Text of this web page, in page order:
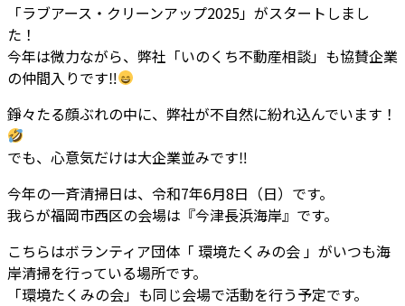
「ラブアース・クリーンアップ2025」がスタートしまし
た！
今年は微力ながら、弊社「いのくち不動産相談」も協賛企業
の仲間入りです‼
錚々たる顔ぶれの中に、弊社が不自然に紛れ込んでいます！
でも、心意気だけは大企業並みです‼
今年の一斉清掃日は、令和7年6月8日（日）です。
我らが福岡市西区の会場は『今津長浜海岸』です。
こちらはボランティア団体「 環境たくみの会」がいつも海
岸清掃を行っている場所です。
「環境たくみの会」も同じ会場で活動を行う予定です。